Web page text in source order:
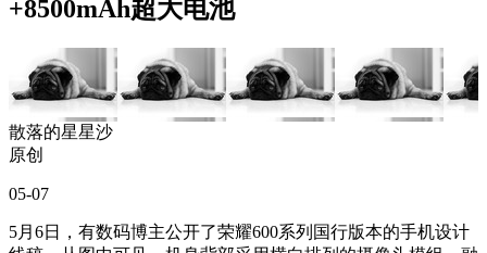
+8500mAh超大电池
散落的星星沙
原创
05-07
5月6日，有数码博主公开了荣耀600系列国行版本的手机设计